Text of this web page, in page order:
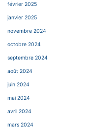
février 2025
janvier 2025
novembre 2024
octobre 2024
septembre 2024
août 2024
juin 2024
mai 2024
avril 2024
mars 2024